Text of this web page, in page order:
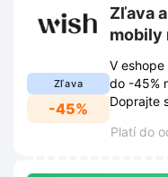
Zľava
-45%
Zľava
mobily
V
do -45%
Doprajte
Platí do